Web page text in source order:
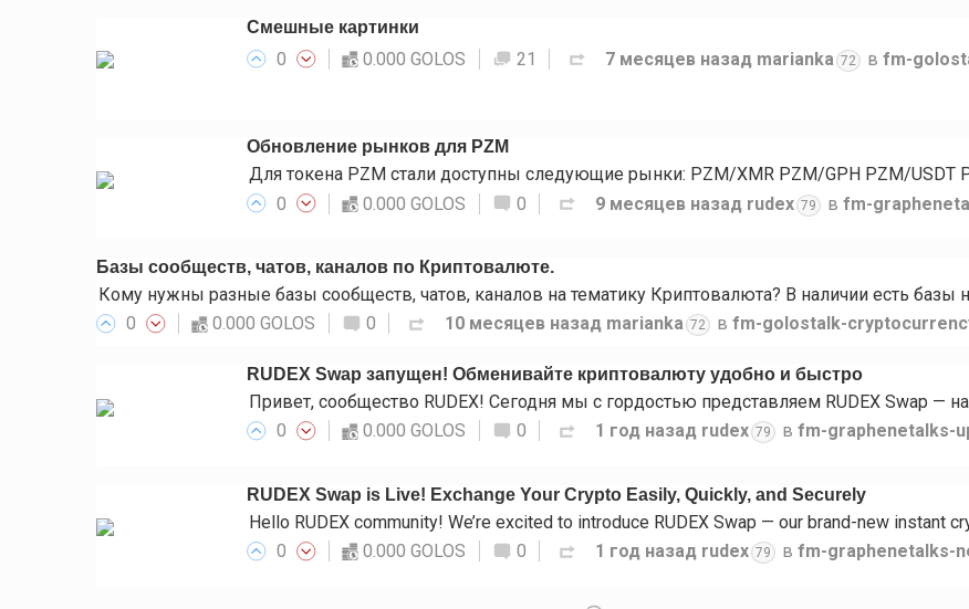
Смешные картинки
0 0.000 GOLOS 21 7 месяцев назад marianka 72 в fm-
Обновление рынков для PZM
0
0.000 GOLOS 0 9 месяцев назад rudex 79 в fm-
Базы сообществ, чатов, каналов по Криптовалюте.
0
0.000 GOLOS 0 10 месяцев назад marianka 72 в fm-golostalk-
RUDEX Swap запущен! Обменивайте криптовалюту удобно и быстро
0
0.000 GOLOS 0 1 год назад rudex 79 в fm-graphenetalks-
RUDEX Swap is Live! Exchange Your Crypto Easily, Quickly, and Securely
0
0.000 GOLOS 0 1 год назад rudex 79 в fm-graphenetalks-